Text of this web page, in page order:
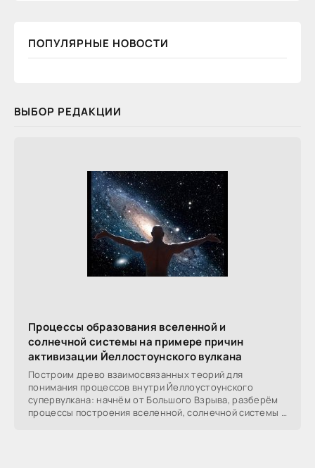
ПОПУЛЯРНЫЕ НОВОСТИ
ВЫБОР РЕДАКЦИИ
Процессы образования вселенной и
солнечной системы на примере причин
активизации Йеллостоунского вулкана
Построим древо взаимосвязанных теорий для
понимания процессов внутри Йеллоустоунского
супервулкана: начнём от Большого Взрыва, разберём
процессы построения вселенной, солнечной системы в